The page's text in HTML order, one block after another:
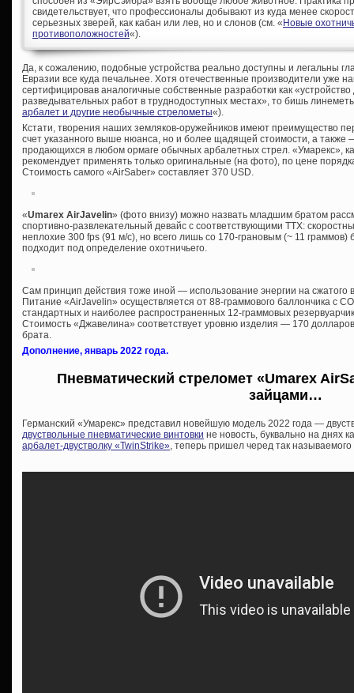
свидетельствует, что профессионалы добывают из куда менее
серьезных зверей, как кабан или лев, но и слонов (см. «Новые
противоположностей«).
Да, к сожалению, подобные устройства реально доступны и легальны
Евразии все куда печальнее. Хотя отечественные производители уже
сертифицировав аналогичные собственные разработки как
разведывательных работ в труднодоступных местах», то бишь
арбалет и другие необычные стрелометы«).
Кстати, творения наших земляков-оружейников имеют преимущество
счет указанного выше нюанса, но и более щадящей стоимости, а также
продающихся в любом ормаге обычных арбалетных стрел. «Умарекс»,
рекомендует применять только оригинальные (на фото), по цене
Стоимость самого «AirSaber» составляет 370 USD.
«Umarex AirJavelin» (фото внизу) можно назвать младшим братом
спортивно-развлекательный девайс с соответствующими ТТХ:
неплохие 300 fps (91 м/с), но всего лишь со 170-грановым (~ 11 граммов)
подходит под определение охотничьего.
Сам принцип действия тоже иной — использование энергии на сжатого
Питание «AirJavelin» осуществляется от 88-граммового баллончика с
стандартных и наиболее распространенных 12-граммовых
Стоимость «Джавелина» соответствует уровню изделия — 170
брата.
Дополнение, январь 2022 года.
Пневматический стреломет «Umarex
зайцами…
Германский «Умарекс» представил новейшую модель 2022 года —
двуствольные пневматические винтовки не новость, буквально на днях
арбалет-двустволку «TwinStrike» , теперь пришел черед так